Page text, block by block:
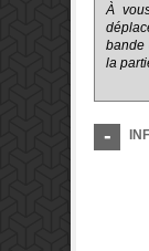
À
bande
la